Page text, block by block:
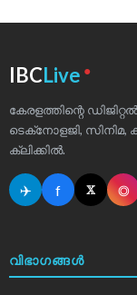
IBCLive ●
കേരളത്തിന്റെ
ടെക്‌നോളജി, സിനിമ,
ക്ലിക്കിൽ.
✈ f 𝕏 ◎
വിഭാഗങ്ങൾ